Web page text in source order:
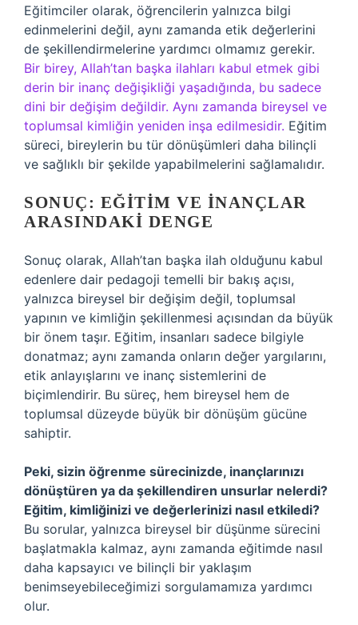
Eğitimciler olarak, öğrencilerin yalnızca bilgi
edinmelerini değil, aynı zamanda etik değerlerini
de şekillendirmelerine yardımcı olmamız gerekir.
Bir birey, Allah’tan başka ilahları kabul etmek gibi
derin bir inanç değişikliği yaşadığında, bu sadece
dini bir değişim değildir. Aynı zamanda bireysel ve
toplumsal kimliğin yeniden inşa edilmesidir. Eğitim
süreci, bireylerin bu tür dönüşümleri daha bilinçli
ve sağlıklı bir şekilde yapabilmelerini sağlamalıdır.
SONUÇ: EĞITIM VE İNANÇLAR
ARASINDAKI DENGE
Sonuç olarak, Allah’tan başka ilah olduğunu kabul
edenlere dair pedagoji temelli bir bakış açısı,
yalnızca bireysel bir değişim değil, toplumsal
yapının ve kimliğin şekillenmesi açısından da büyük
bir önem taşır. Eğitim, insanları sadece bilgiyle
donatmaz; aynı zamanda onların değer yargılarını,
etik anlayışlarını ve inanç sistemlerini de
biçimlendirir. Bu süreç, hem bireysel hem de
toplumsal düzeyde büyük bir dönüşüm gücüne
sahiptir.
Peki, sizin öğrenme sürecinizde, inançlarınızı
dönüştüren ya da şekillendiren unsurlar nelerdi?
Eğitim, kimliğinizi ve değerlerinizi nasıl etkiledi?
Bu sorular, yalnızca bireysel bir düşünme sürecini
başlatmakla kalmaz, aynı zamanda eğitimde nasıl
daha kapsayıcı ve bilinçli bir yaklaşım
benimseyebileceğimizi sorgulamamıza yardımcı
olur.